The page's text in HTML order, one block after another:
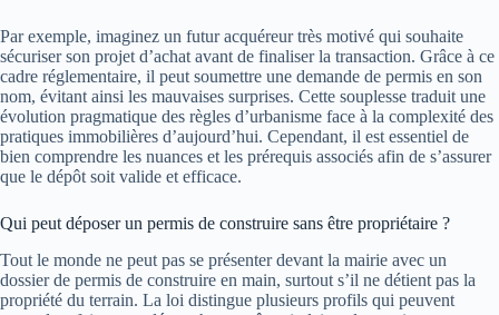
Par exemple, imaginez un futur acquéreur très motivé qui souhaite
sécuriser son projet d’achat avant de finaliser la transaction. Grâce à ce
cadre réglementaire, il peut soumettre une demande de permis en son
nom, évitant ainsi les mauvaises surprises. Cette souplesse traduit une
évolution pragmatique des règles d’urbanisme face à la complexité des
pratiques immobilières d’aujourd’hui. Cependant, il est essentiel de
bien comprendre les nuances et les prérequis associés afin de s’assurer
que le dépôt soit valide et efficace.
Qui peut déposer un permis de construire sans être propriétaire ?
Tout le monde ne peut pas se présenter devant la mairie avec un
dossier de permis de construire en main, surtout s’il ne détient pas la
propriété du terrain. La loi distingue plusieurs profils qui peuvent